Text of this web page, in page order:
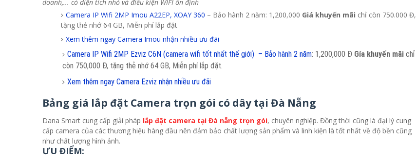
doanh,... có diện tích nhỏ và điều kiện WIFI ổn định
Camera IP Wifi 2MP Imou A22EP, XOAY 360 – Bảo hành 2 năm: 1,200,000 Giá khuyến mãi chỉ còn 750.000 Đ,
tặng thẻ nhớ 64 GB, Miễn phí lắp đặt
Xem thêm ngay Camera Imou nhận nhiều ưu đãi
Camera IP Wifi 2MP Ezviz C6N (camera wifi tốt nhất thế giới) – Bảo hành 2 năm: 1,200,000 Đ Gía khuyến mãichỉ
còn 750,000 Đ, tặng thẻ nhớ 64 GB, Miễn phí lắp đặt.
Xem thêm ngay Camera Ezviz nhận nhiều ưu đãi
Bảng giá lắp đặt Camera trọn gói có dây tại Đà Nẵng
Dana Smart cung cấp giải pháp lắp đặt camera tại Đà nẵng trọn gói, chuyên nghiệp. Đồng thời cũng là đại lý cung
cấp camera của các thương hiệu hàng đầu nên đảm bảo chất lượng sản phẩm và linh kiện là tốt nhất về độ bền cũng
như chất lượng hình ảnh.
ƯU ĐIỂM: